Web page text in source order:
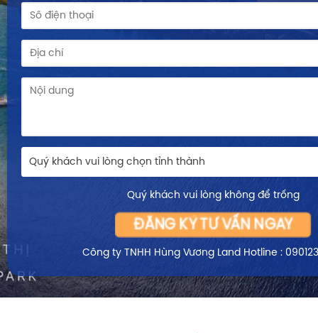
Quý khách vui lòng chọn tỉnh thành
Quý khách vui lòng không để trống
ĐĂNG KÝ TƯ VẤN NGAY
Công ty TNHH Hùng Vương LandHotline :